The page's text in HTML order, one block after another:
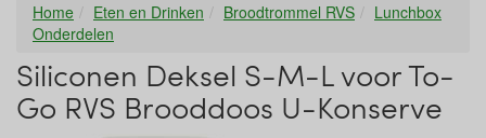
Home Eten en Drinken Broodtrommel RVS
Lunchbox
Onderdelen
Siliconen Deksel S-M-L voor To-
Go RVS Brooddoos U-Konserve